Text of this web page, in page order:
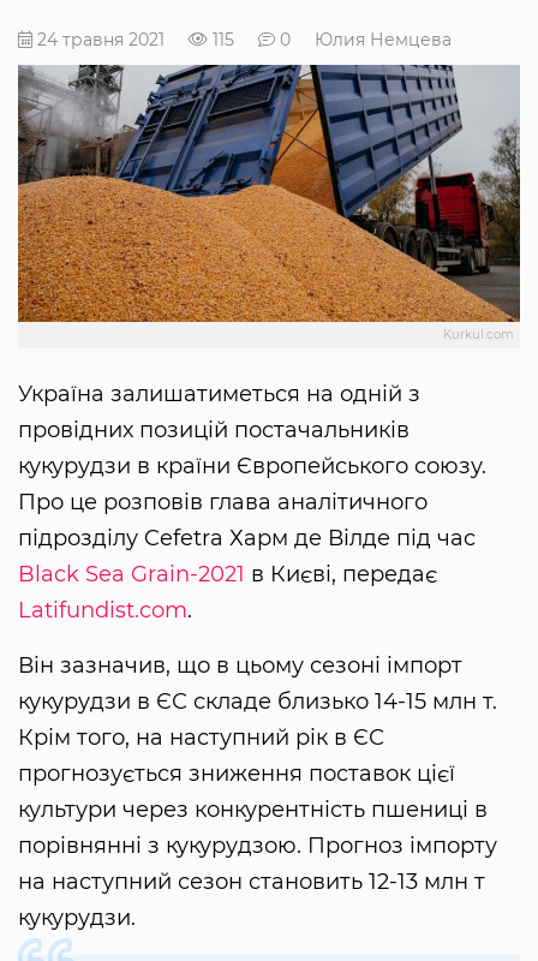
24 травня 2021 115 0 Юлия Немцева
Kurkul.com
Україна залишатиметься на одній з
провідних позицій постачальників
кукурудзи в країни Європейського союзу.
Про це розповів глава аналітичного
підрозділу Cefetra Харм де Вілде під час
Black Sea Grain-2021 в Києві, передає
Latifundist.com.
Він зазначив, що в цьому сезоні імпорт
кукурудзи в ЄС складе близько 14-15 млн т.
Крім того, на наступний рік в ЄС
прогнозується зниження поставок цієї
культури через конкурентність пшениці в
порівнянні з кукурудзою. Прогноз імпорту
на наступний сезон становить 12-13 млн т
кукурудзи.